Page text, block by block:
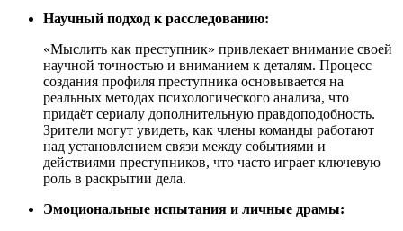
Научный подход к расследованию:
«Мыслить как преступник» привлекает внимание своей
научной точностью и вниманием к деталям. Процесс
создания профиля преступника основывается на
реальных методах психологического анализа, что
придаёт сериалу дополнительную правдоподобность.
Зрители могут увидеть, как члены команды работают
над установлением связи между событиями и
действиями преступников, что часто играет ключевую
роль в раскрытии дела.
Эмоциональные испытания и личные драмы: